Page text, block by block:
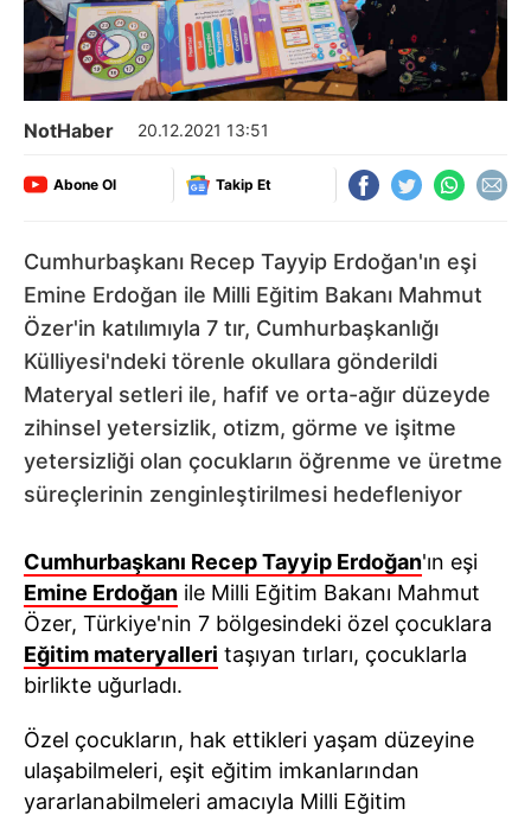
NotHaber 20.12.2021 13:51
Abone Ol Takip Et
Cumhurbaşkanı Recep Tayyip Erdoğan'ın eşi
Emine Erdoğan ile Milli Eğitim Bakanı Mahmut
Özer'in katılımıyla 7 tır, Cumhurbaşkanlığı
Külliyesi'ndeki törenle okullara gönderildi
Materyal setleri ile, hafif ve orta-ağır düzeyde
zihinsel yetersizlik, otizm, görme ve işitme
yetersizliği olan çocukların öğrenme ve üretme
süreçlerinin zenginleştirilmesi hedefleniyor
Cumhurbaşkanı Recep Tayyip Erdoğan'ın eşi
Emine Erdoğan ile Milli Eğitim Bakanı Mahmut
Özer, Türkiye'nin 7 bölgesindeki özel çocuklara
Eğitim materyalleri taşıyan tırları, çocuklarla
birlikte uğurladı.
Özel çocukların, hak ettikleri yaşam düzeyine
ulaşabilmeleri, eşit eğitim imkanlarından
yararlanabilmeleri amacıyla Milli Eğitim